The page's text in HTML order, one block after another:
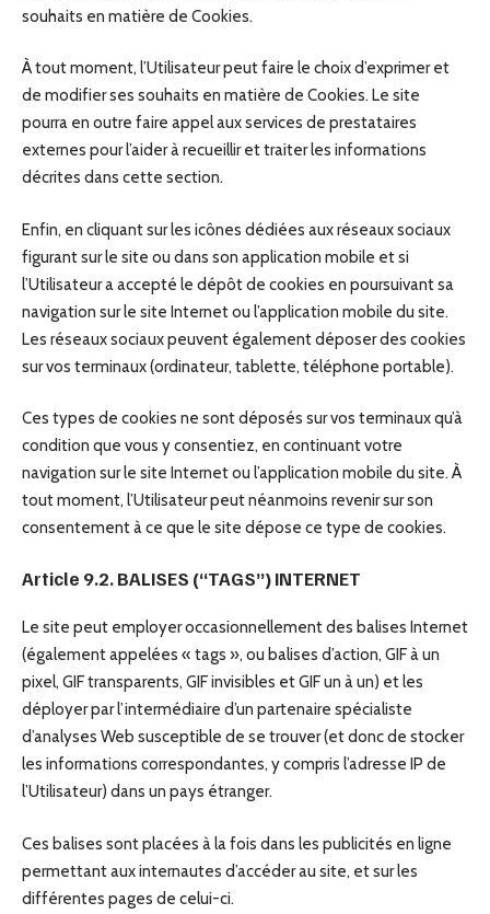
souhaits en matière de Cookies.
À tout moment, l’Utilisateur peut faire le choix d’exprimer et
de modifier ses souhaits en matière de Cookies. Le site
pourra en outre faire appel aux services de prestataires
externes pour l’aider à recueillir et traiter les informations
décrites dans cette section.
Enfin, en cliquant sur les icônes dédiées aux réseaux sociaux
figurant sur le site ou dans son application mobile et si
l’Utilisateur a accepté le dépôt de cookies en poursuivant sa
navigation sur le site Internet ou l’application mobile du site.
Les réseaux sociaux peuvent également déposer des cookies
sur vos terminaux (ordinateur, tablette, téléphone portable).
Ces types de cookies ne sont déposés sur vos terminaux qu’à
condition que vous y consentiez, en continuant votre
navigation sur le site Internet ou l’application mobile du site. À
tout moment, l’Utilisateur peut néanmoins revenir sur son
consentement à ce que le site dépose ce type de cookies.
Article 9.2. BALISES (“TAGS”) INTERNET
Le site peut employer occasionnellement des balises Internet
(également appelées « tags », ou balises d’action, GIF à un
pixel, GIF transparents, GIF invisibles et GIF un à un) et les
déployer par l’intermédiaire d’un partenaire spécialiste
d’analyses Web susceptible de se trouver (et donc de stocker
les informations correspondantes, y compris l’adresse IP de
l’Utilisateur) dans un pays étranger.
Ces balises sont placées à la fois dans les publicités en ligne
permettant aux internautes d’accéder au site, et sur les
différentes pages de celui-ci.